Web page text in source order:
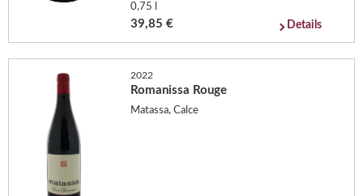
0,75 l
39,85 € Details
2022
Romanissa Rouge
Matassa, Calce